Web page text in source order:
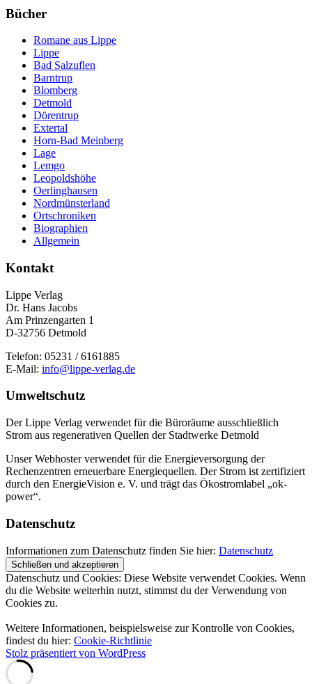
Bücher
Romane aus Lippe
Lippe
Bad Salzuflen
Barntrup
Blomberg
Detmold
Dörentrup
Extertal
Horn-Bad Meinberg
Lage
Lemgo
Leopoldshöhe
Oerlinghausen
Nordmünsterland
Ortschroniken
Biographien
Allgemein
Kontakt
Lippe Verlag
Dr. Hans Jacobs
Am Prinzengarten 1
D-32756 Detmold
Telefon: 05231 / 6161885
E-Mail: info@lippe-verlag.de
Umweltschutz
Der Lippe Verlag verwendet für die Büroräume ausschließlich
Strom aus regenerativen Quellen der Stadtwerke Detmold
Unser Webhoster verwendet für die Energieversorgung der
Rechenzentren erneuerbare Energiequellen. Der Strom ist zertifiziert
durch den EnergieVision e. V. und trägt das Ökostromlabel „ok-
power“.
Datenschutz
Informationen zum Datenschutz finden Sie hier: Datenschutz
Datenschutz und Cookies: Diese Website verwendet Cookies. Wenn
du die Website weiterhin nutzt, stimmst du der Verwendung von
Cookies zu.
Weitere Informationen, beispielsweise zur Kontrolle von Cookies,
findest du hier: Cookie-Richtlinie
Stolz präsentiert von WordPress